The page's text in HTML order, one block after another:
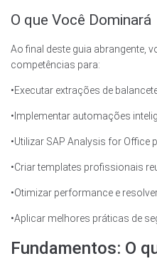
O que Você Dominará
Ao final deste guia abrangente,
competências para:
•Executar extrações de
•Implementar automações
•Utilizar SAP Analysis for
•Criar templates profissionais
•Otimizar performance e
•Aplicar melhores práticas de
Fundamentos: O